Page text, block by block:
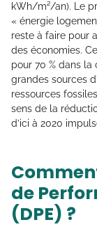
kWh/m²/an). Le
« énergie
reste à faire pour
des économies.
pour 70 % dans la
grandes sources
ressources
sens de la
d’ici à 2020
de
(DPE) ?